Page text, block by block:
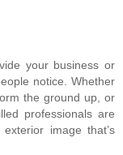
your business or
notice. Whether
the ground up, or
professionals are
image that’s